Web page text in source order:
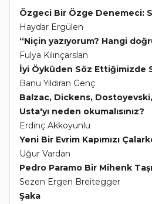
Özgeci Bir Özge Denemeci:
Haydar Ergülen
“Niçin yazıyorum? Hangi
Fulya Kılınçarslan
İyi Öyküden Söz Ettiğimizde
Banu Yıldıran Genç
Balzac, Dickens,
Usta'yı neden okumalısınız?
Erdinç Akkoyunlu
Yeni Bir Evrim Kapımızı
Uğur Vardan
Pedro Paramo Bir Mihenk Taşı
Sezen Ergen Breitegger
Şaka